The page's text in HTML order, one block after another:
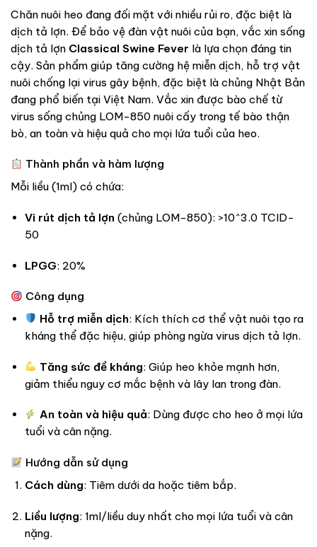
Chăn nuôi heo đang đối mặt với nhiều rủi ro, đặc biệt là
dịch tả lợn. Để bảo vệ đàn vật nuôi của bạn, vắc xin sống
dịch tả lợn Classical Swine Fever là lựa chọn đáng tin
cậy. Sản phẩm giúp tăng cường hệ miễn dịch, hỗ trợ vật
nuôi chống lại virus gây bệnh, đặc biệt là chủng Nhật Bản
đang phổ biến tại Việt Nam. Vắc xin được bào chế từ
virus sống chủng LOM-850 nuôi cấy trong tế bào thận
bò, an toàn và hiệu quả cho mọi lứa tuổi của heo.
Thành phần và hàm lượng
Mỗi liều (1ml) có chứa:
Vi rút dịch tả lợn (chủng LOM-850): >10^3.0 TCID-
50
LPGG: 20%
Công dụng
Hỗ trợ miễn dịch: Kích thích cơ thể vật nuôi tạo ra
kháng thể đặc hiệu, giúp phòng ngừa virus dịch tả lợn.
Tăng sức đề kháng: Giúp heo khỏe mạnh hơn,
giảm thiểu nguy cơ mắc bệnh và lây lan trong đàn.
An toàn và hiệu quả: Dùng được cho heo ở mọi lứa
tuổi và cân nặng.
Hướng dẫn sử dụng
Cách dùng: Tiêm dưới da hoặc tiêm bắp.
Liều lượng: 1ml/liều duy nhất cho mọi lứa tuổi và cân
nặng.